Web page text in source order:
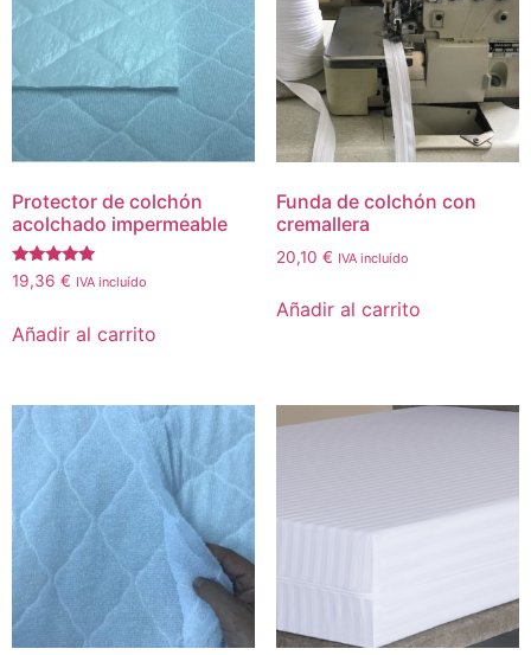
Protector de colchón
acolchado impermeable
Valorado
con
19,36 € IVA incluído
Añadir al carrito
Funda de colchón con
cremallera
20,10 € IVA incluído
Añadir al carrito